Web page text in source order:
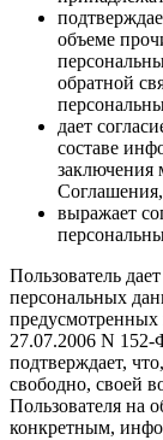
объеме
обратной
дает
составе
заключения
выражает
Пользователь
персональных
предусмотренных
27.07.2006 N
подтверждает,
свободно, своей
Пользователя на
конкретным,